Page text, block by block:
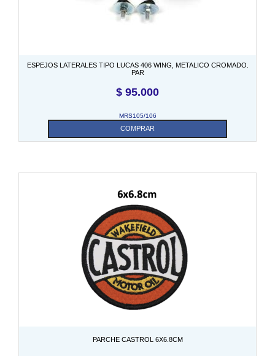
ESPEJOS LATERALES TIPO LUCAS 406 WING, METALICO CROMADO.
PAR
$ 95.000
MRS105/106
COMPRAR
PARCHE CASTROL 6X6.8CM